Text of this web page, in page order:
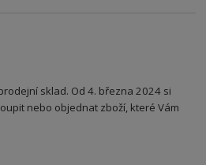
sklad. Od 4. března 2024 si
nebo objednat zboží, které Vám